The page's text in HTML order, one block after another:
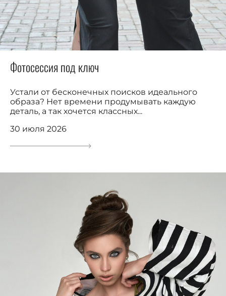
Фотосессия под ключ
Устали от бесконечных поисков идеального
образа? Нет времени продумывать каждую
деталь, а так хочется классных...
30 июля 2026